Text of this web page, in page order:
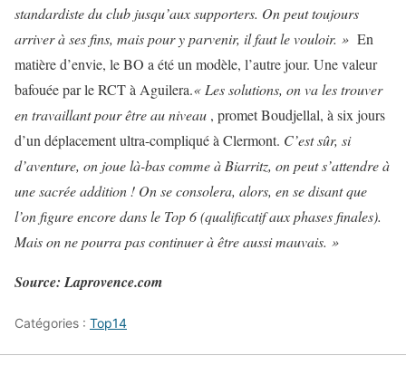
standardiste du club jusqu’aux supporters. On peut toujours
arriver à ses fins, mais pour y parvenir, il faut le vouloir. » En
matière d’envie, le BO a été un modèle, l’autre jour. Une valeur
bafouée par le RCT à Aguilera.« Les solutions, on va les trouver
en travaillant pour être au niveau , promet Boudjellal, à six jours
d’un déplacement ultra-compliqué à Clermont. C’est sûr, si
d’aventure, on joue là-bas comme à Biarritz, on peut s’attendre à
une sacrée addition ! On se consolera, alors, en se disant que
l’on figure encore dans le Top 6 (qualificatif aux phases finales).
Mais on ne pourra pas continuer à être aussi mauvais. »
Source: Laprovence.com
Catégories : Top14